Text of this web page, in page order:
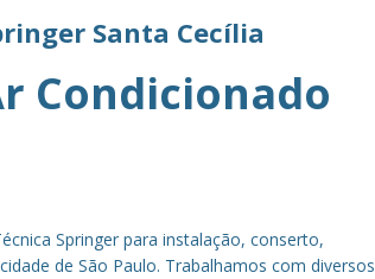
Santa Cecília
Condicionado
Springer para instalação, conserto,
de São Paulo. Trabalhamos com diversos